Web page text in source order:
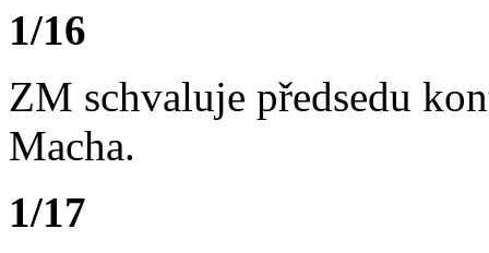
1/16
ZM schvaluje předsedu
Macha.
1/17